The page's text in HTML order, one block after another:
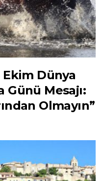
Ekim Dünya
Günü Mesajı:
Olmayın”